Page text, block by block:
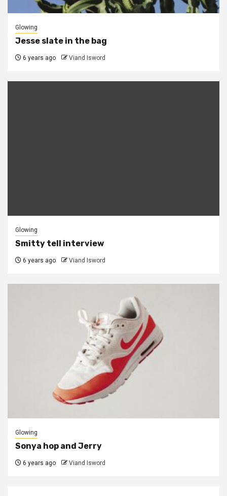
Glowing
Jesse slate in the bag
6 years ago Viand Isword
Glowing
Smitty tell interview
6 years ago Viand Isword
Glowing
Sonya hop and Jerry
6 years ago Viand Isword